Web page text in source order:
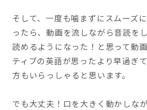
そして、一度も噛まずにスムーズ
ったら、動画を流しながら音読を
読めるようになった！と思って動
ティブの英語が思ったより早過ぎ
方もいらっしゃると思います。
でも大丈夫！口を大きく動かしな